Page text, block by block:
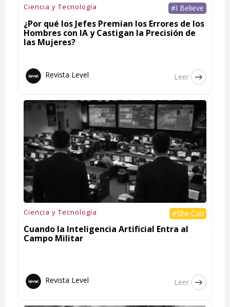
Ciencia y Tecnología #I Believe
¿Por qué los Jefes Premian los Errores de los
Hombres con IA y Castigan la Precisión de
las Mujeres?
Revista Level Leer
Ciencia y Tecnología #She Can
Cuando la Inteligencia Artificial Entra al
Campo Militar
Revista Level Leer